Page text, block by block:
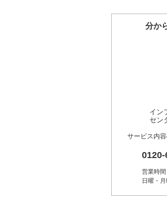
分か
イン
セン
サービス内
営業時
日曜・